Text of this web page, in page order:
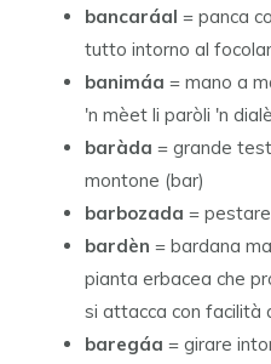
bancaráal = panca
tutto intorno al
banimáa = mano a
'n mèet li paròli 'n
baràda = grande
montone (bar)
barbozada =
bardèn = bardana
pianta erbacea che
si attacca con facilità
baregáa = girare